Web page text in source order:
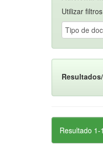
Utilizar
Resultado 1-